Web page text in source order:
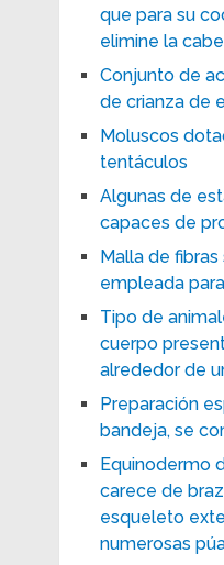
que para su
elimine la
Conjunto de
de crianza de
Moluscos
tentáculos
Algunas de
capaces de
Malla de
empleada
Tipo de
cuerpo
alrededor de
Preparación
bandeja, se
Equinodermo
carece de
esqueleto
numerosas